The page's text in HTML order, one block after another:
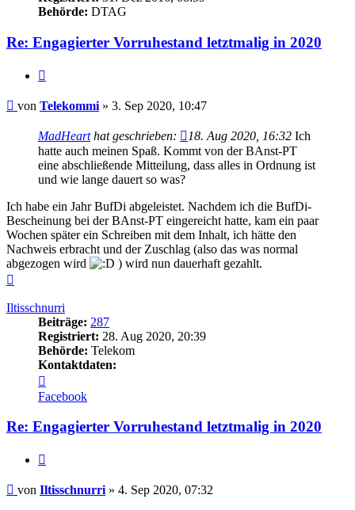
Behörde: DTAG
Re: Engagierter Vorruhestand letztmalig in 2020
Beitrag
von Telekommi » 3. Sep 2020, 10:47
MadHearthat geschrieben: 18. Aug 2020, 16:32 Ich
hatte auch meinen Spaß. Kommt von der BAnst-PT
eine abschließende Mitteilung, dass alles in Ordnung ist
und wie lange dauert so was?
Ich habe ein Jahr BufDi abgeleistet. Nachdem ich die BufDi-
Bescheinung bei der BAnst-PT eingereicht hatte, kam ein paar
Wochen später ein Schreiben mit dem Inhalt, ich hätte den
Nachweis erbracht und der Zuschlag (also das was normal
abgezogen wird
) wird nun dauerhaft gezahlt.
Iltisschnurri
Beiträge: 287
Registriert: 28. Aug 2020, 20:39
Behörde: Telekom
Kontaktdaten:
von
Iltisschnurri
Facebook
Re: Engagierter Vorruhestand letztmalig in 2020
Beitrag
von Iltisschnurri » 4. Sep 2020, 07:32